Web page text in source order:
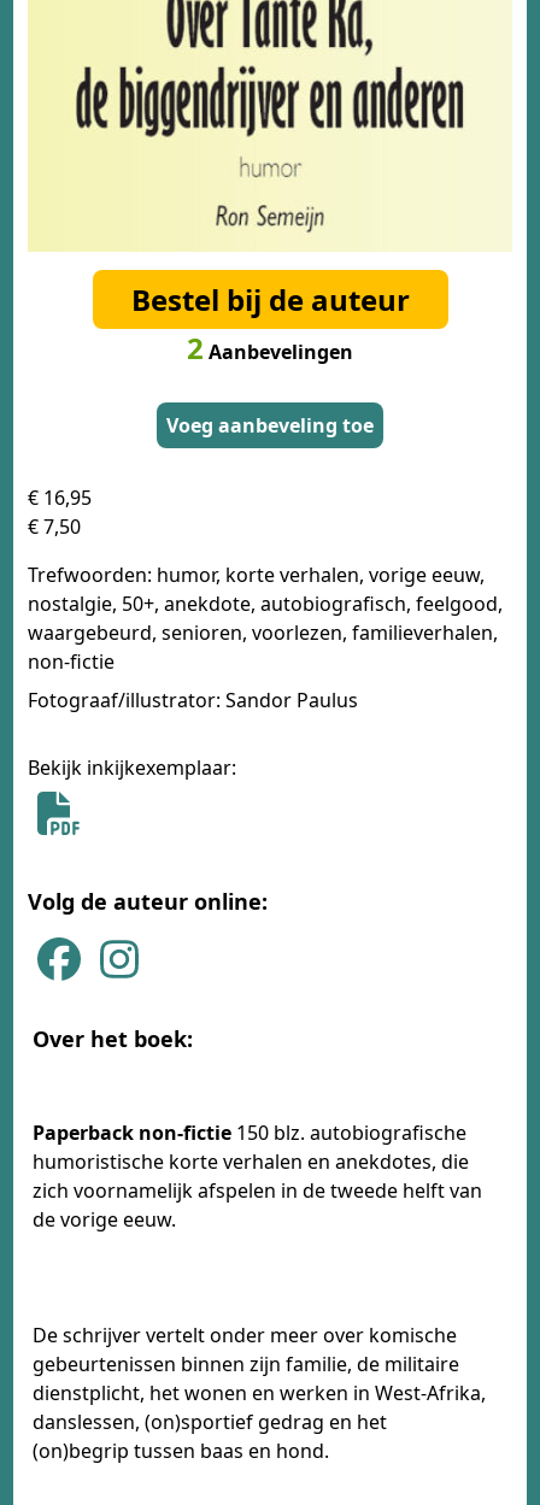
Bestel bij de auteur
2 Aanbevelingen
Voeg aanbeveling toe
€ 16,95
€ 7,50
Trefwoorden: humor, korte verhalen, vorige eeuw,
nostalgie, 50+, anekdote, autobiografisch, feelgood,
waargebeurd, senioren, voorlezen, familieverhalen,
non-fictie
Fotograaf/illustrator: Sandor Paulus
Bekijk inkijkexemplaar:
Volg de auteur online:
Over het boek:
Paperback non-fictie 150 blz. autobiografische
humoristische korte verhalen en anekdotes, die
zich voornamelijk afspelen in de tweede helft van
de vorige eeuw.
De schrijver vertelt onder meer over komische
gebeurtenissen binnen zijn familie, de militaire
dienstplicht, het wonen en werken in West-Afrika,
danslessen, (on)sportief gedrag en het
(on)begrip tussen baas en hond.